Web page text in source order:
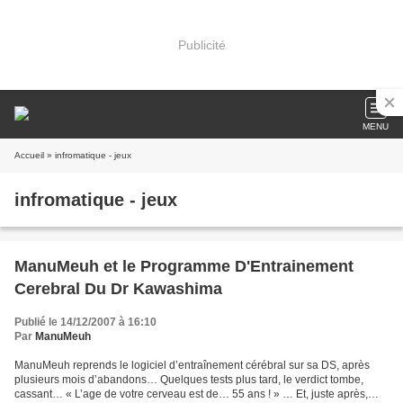
Publicité
MENU
Accueil » infromatique - jeux
infromatique - jeux
ManuMeuh et le Programme D'Entrainement
Cerebral Du Dr Kawashima
Publié le 14/12/2007 à 16:10
Par ManuMeuh
ManuMeuh reprends le logiciel d’entraînement cérébral sur sa DS, après
plusieurs mois d’abandons… Quelques tests plus tard, le verdict tombe,
cassant… « L’age de votre cerveau est de… 55 ans ! » … Et, juste après,